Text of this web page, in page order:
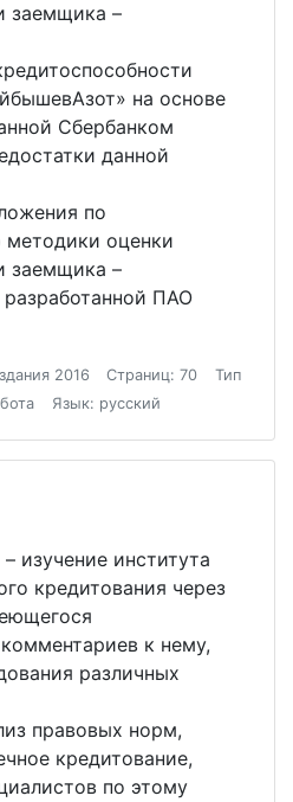
заемщика –
на основе
Сбербанком
данной
по
оценки
заемщика –
ПАО
2016 Страниц: 70
Тип
Язык: русский
изучение института
кредитования через
к нему,
различных
правовых норм,
кредитование,
по этому